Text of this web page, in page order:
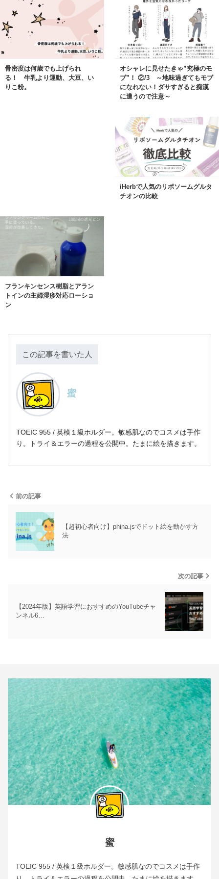
骨密度は何歳でも上げられ
る！ 牛乳より運動、大豆、い
りこ粉。
オシャレに見せたきゃ”究極のモ
ブ”！ ②/3 ～地味過ぎてもモブ
になれない！ダサすぎると痴漢
に遭うので注意～
iHerbで人気のリポソームグルタ
チオンの比較
フランキンセンス樹脂とアラン
トインの主婦湿疹対応ローショ
ン
この記事を書いた人
蜜
TOEIC 955 / 英検１級ホルダー。敏感肌なのでコスメは手作
り。トライ＆エラーの過程を公開中。たまに絵を描きます。
前の記事
【超初心者向け】phina.jsでドット絵を動かす方
法
次の記事
【2024年版】英語学習におすすめのYouTubeチャ
ンネル6…
蜜
TOEIC 955 / 英検１級ホルダー。敏感肌なのでコスメは手作